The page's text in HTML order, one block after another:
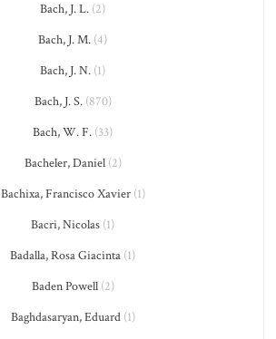
Bach, J. L. (2)
Bach, J. M. (4)
Bach, J. N. (1)
Bach, J. S.(870)
Bach, W. F. (33)
Bacheler, Daniel(2)
Bachixa, Francisco Xavier(1)
Bacri, Nicolas (1)
Badalla, Rosa Giacinta (1)
Baden Powell(2)
Baghdasaryan, Eduard(1)